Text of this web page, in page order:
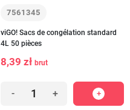
7561345
viGO! Sacs de congélation standard
4L 50 pièces
8,39 zł brut
- +